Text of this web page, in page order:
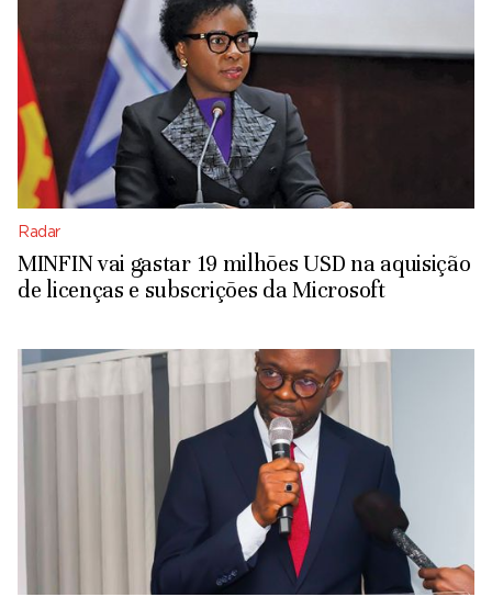
Radar
MINFIN vai gastar 19 milhões USD na aquisição
de licenças e subscrições da Microsoft